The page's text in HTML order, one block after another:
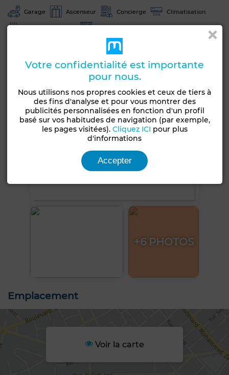
Garage Ascenseur Concierge Climatisation
+6 PHOTOS
Emplacement
Voir la carte
Votre confidentialité est importante
pour nous.
Nous utilisons nos propres cookies et ceux de tiers à
des fins d'analyse et pour vous montrer des
publicités personnalisées en fonction d'un profil
basé sur vos habitudes de navigation (par exemple,
les pages visitées). Cliquez ICI pour plus
d'informations
Accepter